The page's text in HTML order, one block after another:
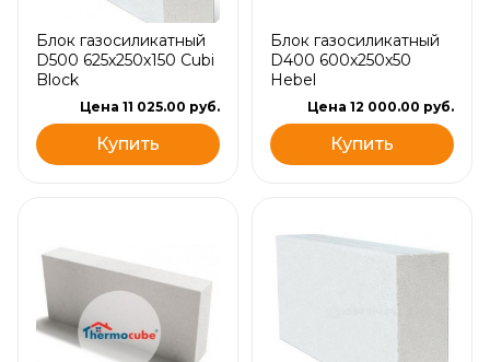
Блок газосиликатный
D500 625х250х150 Cubi
Block
Цена 11 025.00 руб.
Купить
Блок газосиликатный
D400 600х250х50
Hebel
Цена 12 000.00 руб.
Купить